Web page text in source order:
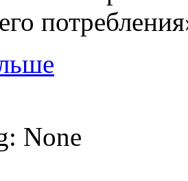
None